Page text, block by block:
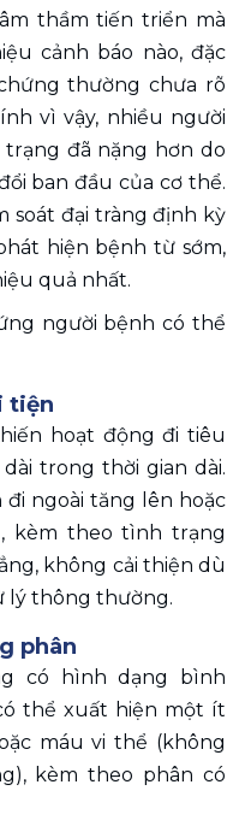
thầm tiến triển mà
cảnh báo nào, đặc
thường chưa rõ
vì vậy, nhiều người
đã nặng hơn do
ban đầu của cơ thể.
soát đại tràng định kỳ
hiện bệnh từ sớm,
quả nhất.
người bệnh có thể
tiện
hoạt động đi tiêu
trong thời gian dài.
ngoài tăng lên hoặc
kèm theo tình trạng
không cải thiện dù
lý thông thường.
phân
có hình dạng bình
thể xuất hiện một ít
máu vi thể (không
kèm theo phân có